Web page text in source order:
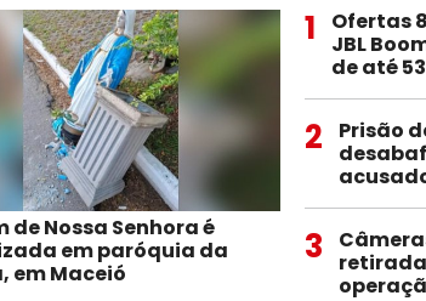
de Nossa Senhora é
em paróquia da
em Maceió
1
Ofertas
JBL
de até
2
Prisão
3